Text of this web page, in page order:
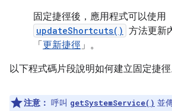
固定捷徑後，應用程式可以使用
updateShortcuts() 方法更新
「 更新捷徑」。
以下程式碼片段說明如何建立固定捷徑
注意： 呼叫 getSystemService() 並